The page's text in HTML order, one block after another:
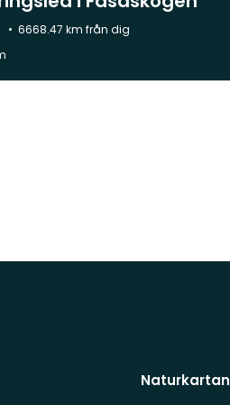
6668.47 km från dig
Naturkartan